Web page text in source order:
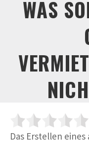
WAS
Das Erstellen